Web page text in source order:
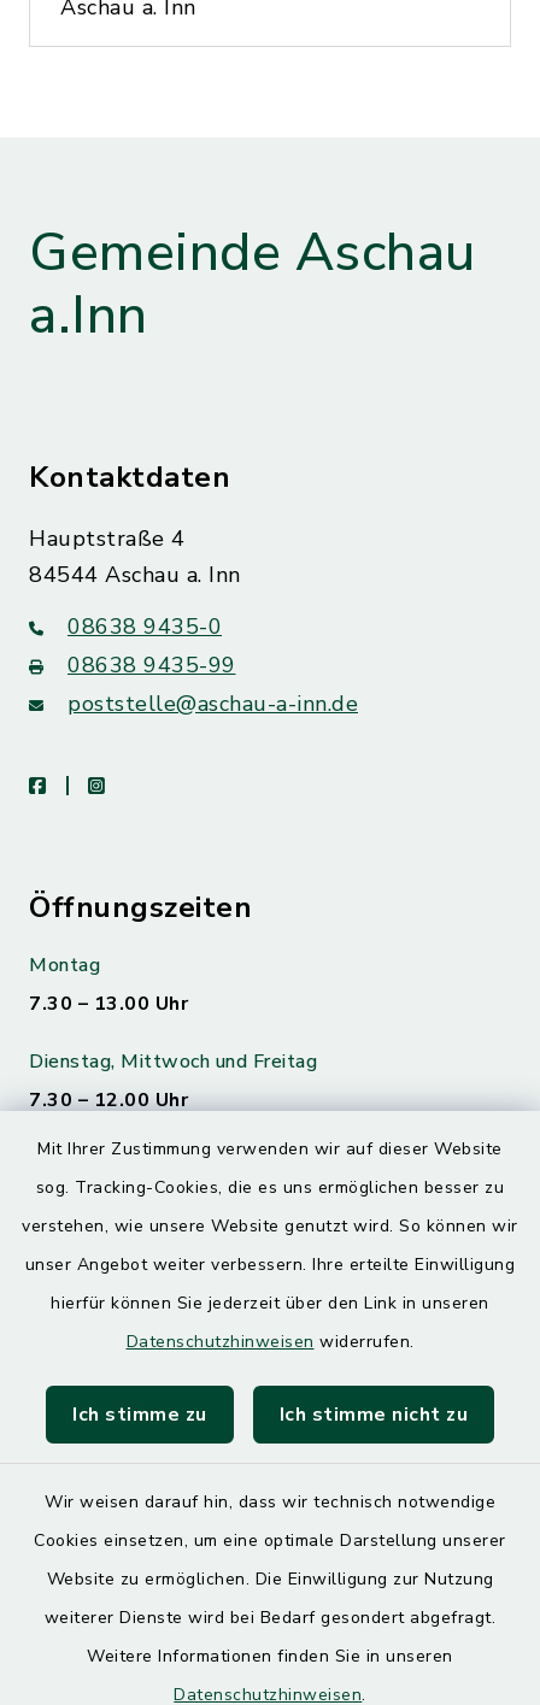
Mit Ihrer Zustimmung verwenden wir auf dieser Website
sog. Tracking-Cookies, die es uns ermöglichen besser zu
verstehen, wie unsere Website genutzt wird. So können wir
unser Angebot weiter verbessern. Ihre erteilte Einwilligung
hierfür können Sie jederzeit über den Link in unseren
Datenschutzhinweisen widerrufen.
Ich stimme zu Ich stimme nicht zu
Wir weisen darauf hin, dass wir technisch notwendige
Cookies einsetzen, um eine optimale Darstellung unserer
Website zu ermöglichen. Die Einwilligung zur Nutzung
weiterer Dienste wird bei Bedarf gesondert abgefragt.
Weitere Informationen finden Sie in unseren
Datenschutzhinweisen.
Aschau a. Inn
Gemeinde Aschau
a.Inn
Kontaktdaten
Hauptstraße 4
84544 Aschau a. Inn
08638 9435-0
08638 9435-99
poststelle@aschau-a-inn.de
facebookinstagram
Öffnungszeiten
Montag
7.30 – 13.00 Uhr
Dienstag, Mittwoch und Freitag
7.30 – 12.00 Uhr
Donnerstag
7.30 – 12.00 Uhr
13.00 – 17.30 Uhr
Quicklinks
SoNNe e. V.
Barrierefreiheit